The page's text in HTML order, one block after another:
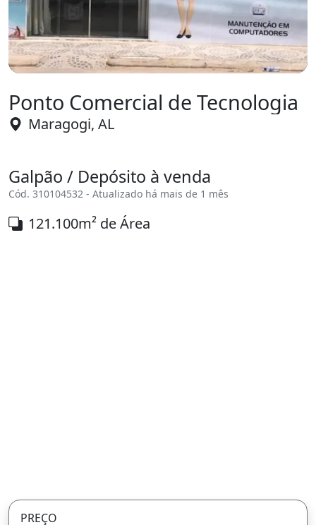
Ponto Comercial de Tecnologia
Maragogi, AL
Galpão / Depósito à venda
Cód. 310104532 - Atualizado há mais de 1 mês
121.100m² de Área
PREÇO